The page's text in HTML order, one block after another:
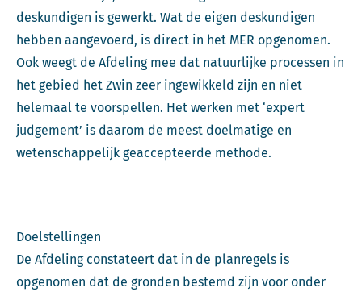
deskundigen is gewerkt. Wat de eigen deskundigen
hebben aangevoerd, is direct in het MER opgenomen.
Ook weegt de Afdeling mee dat natuurlijke processen in
het gebied het Zwin zeer ingewikkeld zijn en niet
helemaal te voorspellen. Het werken met ‘expert
judgement’ is daarom de meest doelmatige en
wetenschappelijk geaccepteerde methode.
Doelstellingen
De Afdeling constateert dat in de planregels is
opgenomen dat de gronden bestemd zijn voor onder